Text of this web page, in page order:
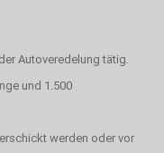
Autoveredelung tätig.
und 1.500
werden oder vor